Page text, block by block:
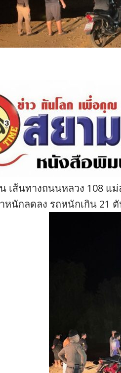
เส้นทางถนนหลวง 108 แ
หนักลดลง รถหนักเกิน 21